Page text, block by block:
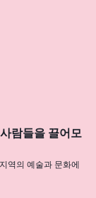
람들을 끌어모
역의 예술과 문화에